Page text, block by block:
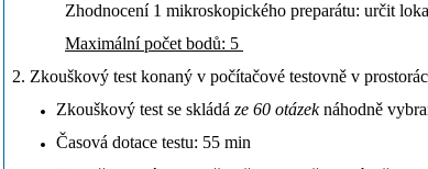
Zhodnocení 1 mikroskopického preparátu: určit
Maximální počet bodů: 5
2. Zkouškový test konaný v počítačové testovně v
Zkouškový test se skládá ze 60 otázeknáhodně
Časová dotace testu: 55 min